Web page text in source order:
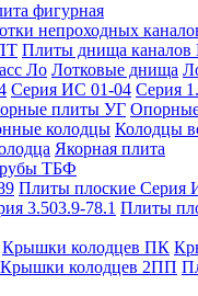
фигурная
непроходных
Плиты днища
Ло Лотковые днища
Серия ИС 01-04 Серия
плиты УГ
колодцы Колодцы
Якорная плита
ТБФ
Плиты плоские Серия
3.503.9-78.1 Плиты
Крышки колодцев ПК
Крышки колодцев 2ПП